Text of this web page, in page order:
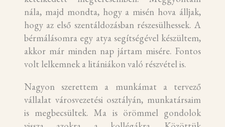
nála, majd mondta, hogy a misén hova álljak,
hogy az első szentáldozásban részesülhessek. A
bérmálásomra egy atya segítségével készültem,
akkor már minden nap jártam misére. Fontos
volt lelkemnek a litániákon való részvétel is.
Nagyon szerettem a munkámat a tervező
vállalat városvezetési osztályán, munkatársaim
is megbecsültek. Ma is örömmel gondolok